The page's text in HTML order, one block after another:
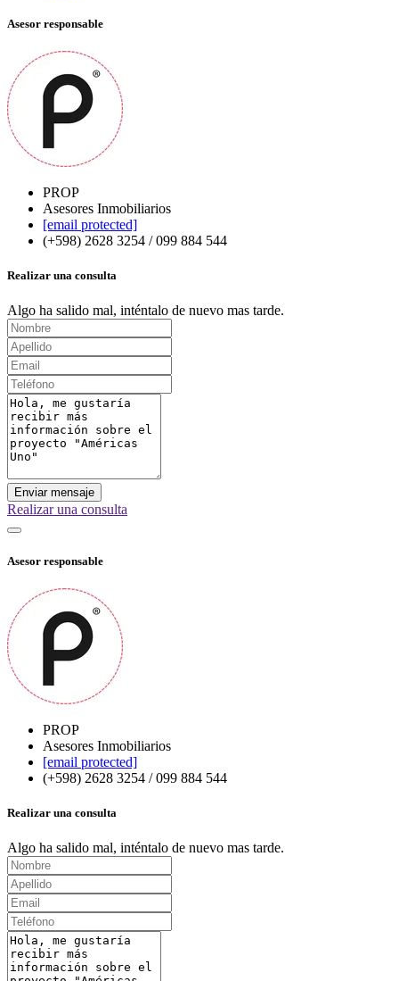
Asesor responsable
PROP
Asesores Inmobiliarios
[email protected]
(+598) 2628 3254 / 099 884 544
Realizar una consulta
Algo ha salido mal, inténtalo de nuevo mas tarde.
Enviar mensaje
Realizar una consulta
Asesor responsable
PROP
Asesores Inmobiliarios
[email protected]
(+598) 2628 3254 / 099 884 544
Realizar una consulta
Algo ha salido mal, inténtalo de nuevo mas tarde.